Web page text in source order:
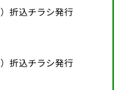
折込チラシ発行
折込チラシ発行